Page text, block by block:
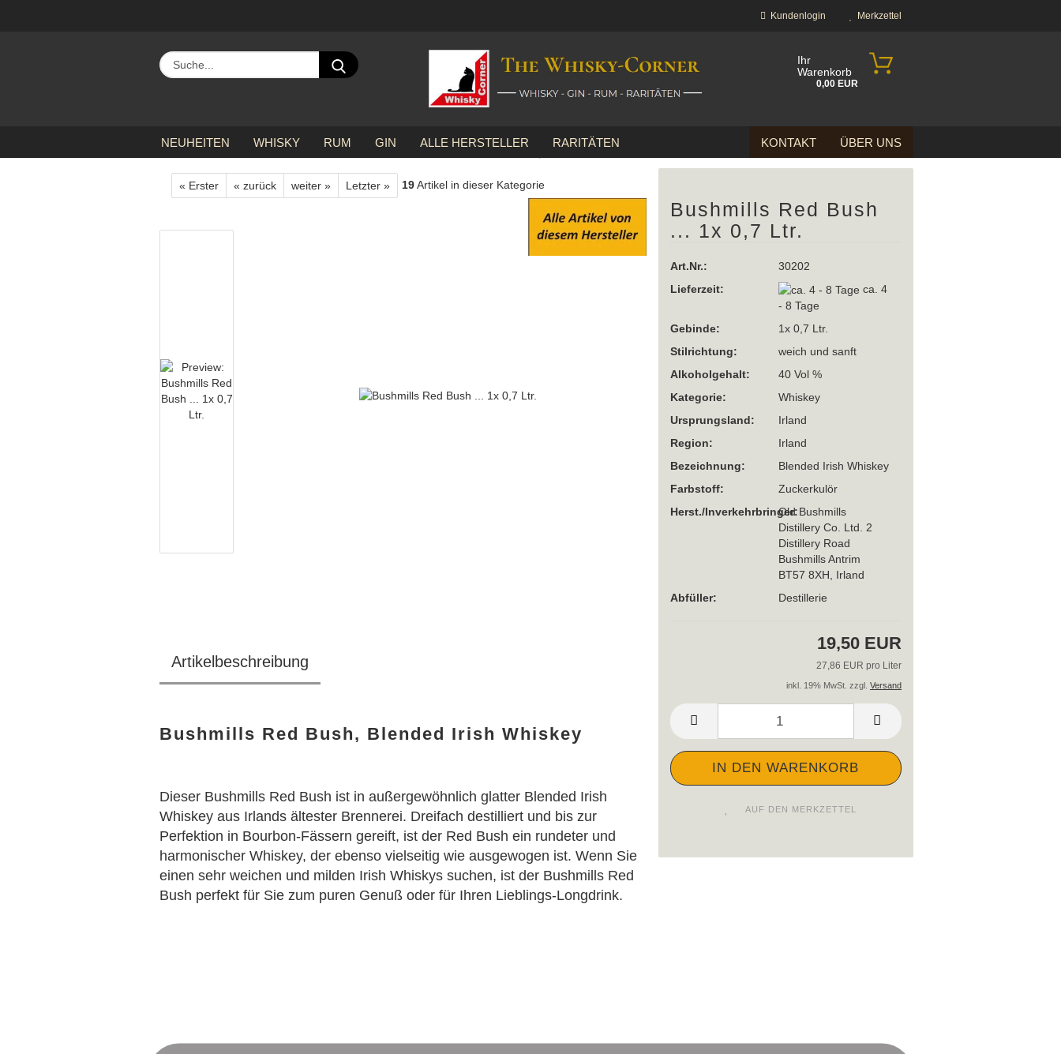
Kundenlogin
Passwort
Konto erstellen
Passwort vergessen?
Merkzettel
Suche...
Ihr
Warenkorb
0,00 EUR
NEUHEITEN WHISKY RUM GIN ALLE HERSTELLER RARITÄTEN KONTAKT ÜBER UNS
« Erster « zurück weiter » Letzter » 19Artikel in dieser Kategorie
Bushmills Red Bush
... 1x 0,7 Ltr.
Art.Nr.:
30202
Lieferzeit:
ca. 4
- 8 Tage
Gebinde:
1x 0,7 Ltr.
Stilrichtung:
weich und sanft
Alkoholgehalt:
40 Vol %
Kategorie:
Whiskey
Ursprungsland:
Irland
Region:
Irland
Bezeichnung:
Blended Irish Whiskey
Farbstoff:
Zuckerkulör
Herst./Inverkehrbringer:Old Bushmills
Distillery Co. Ltd. 2
Distillery Road
Bushmills Antrim
BT57 8XH, Irland
Abfüller:
Destillerie
19,50 EUR
27,86 EUR pro Liter
inkl. 19% MwSt. zzgl. Versand
AUF DEN MERKZETTEL
Artikelbeschreibung
Bushmills Red Bush, Blended Irish Whiskey
Dieser Bushmills Red Bush ist in außergewöhnlich glatter Blended Irish
Whiskey aus Irlands ältester Brennerei. Dreifach destilliert und bis zur
Perfektion in Bourbon-Fässern gereift, ist der Red Bush ein rundeter und
harmonischer Whiskey, der ebenso vielseitig wie ausgewogen ist. Wenn Sie
einen sehr weichen und milden Irish Whiskys suchen, ist der Bushmills Red
Bush perfekt für Sie zum puren Genuß oder für Ihren Lieblings-Longdrink.